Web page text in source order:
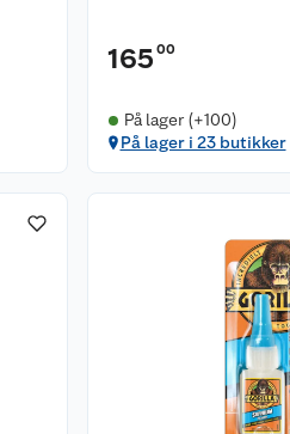
165 00
På lager (+100)
På lager i 23 butikker